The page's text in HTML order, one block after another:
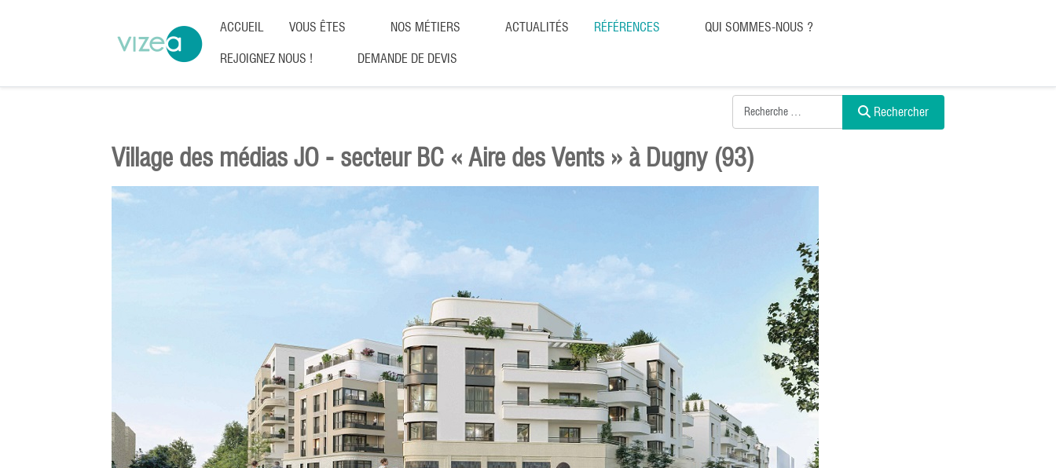
ACCUEIL VOUS ÊTES NOS MÉTIERS ACTUALITÉS RÉFÉRENCES QUI SOMMES-NOUS ?
REJOIGNEZ NOUS ! DEMANDE DE DEVIS
Rechercher
Village des médias JO - secteur BC « Aire des Vents » à Dugny (93)